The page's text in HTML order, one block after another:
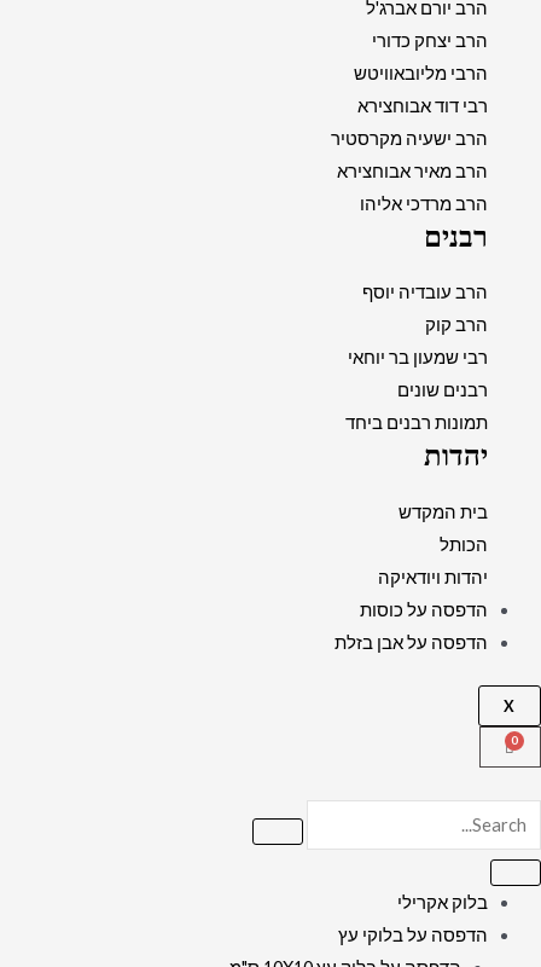
הרב יורם אברג'ל
הרב יצחק כדורי
הרבי מליובאוויטש
רבי דוד אבוחצירא
הרב ישעיה מקרסטיר
הרב מאיר אבוחצירא
הרב מרדכי אליהו
רבנים
הרב עובדיה יוסף
הרב קוק
רבי שמעון בר יוחאי
רבנים שונים
תמונות רבנים ביחד
יהדות
בית המקדש
הכותל
יהדות ויודאיקה
הדפסה על כוסות
הדפסה על אבן בזלת
X
בלוק אקרילי
הדפסה על בלוקי עץ